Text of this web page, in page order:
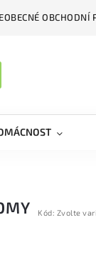
OBCHODNÍ
Kód: Zvolte